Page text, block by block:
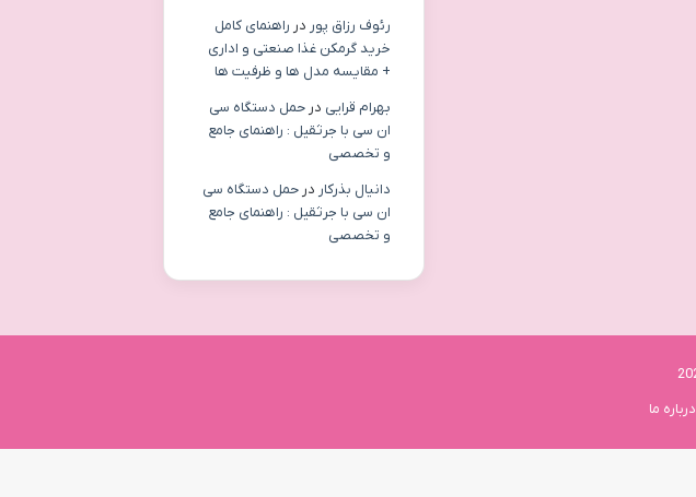
رئوف رزاق پور در راهنمای کامل
خرید گرمکن غذا صنعتی و اداری
+ مقایسه مدل ها و ظرفیت ها
بهرام قرایی در حمل دستگاه سی
ان سی با جرثقیل : راهنمای جامع
و تخصصی
دانیال بذرکار در حمل دستگاه سی
ان سی با جرثقیل : راهنمای جامع
و تخصصی
درباره ما